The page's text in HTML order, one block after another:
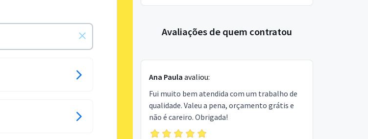
Avaliações de quem contratou
Ana Paula avaliou:
Fui muito bem atendida com um trabalho de
qualidade. Valeu a pena, orçamento grátis e
não é careiro. Obrigada!